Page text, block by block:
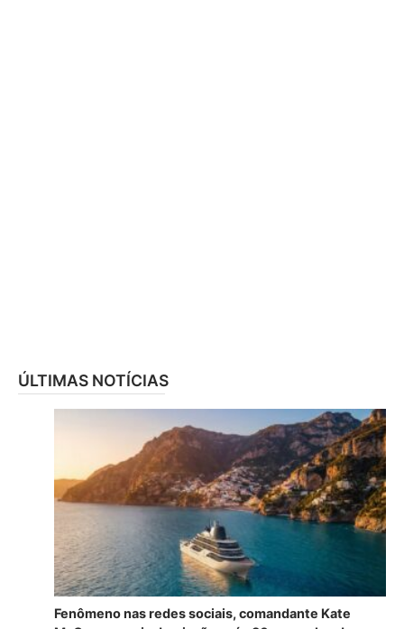
ÚLTIMAS NOTÍCIAS
Fenômeno nas redes sociais, comandante Kate